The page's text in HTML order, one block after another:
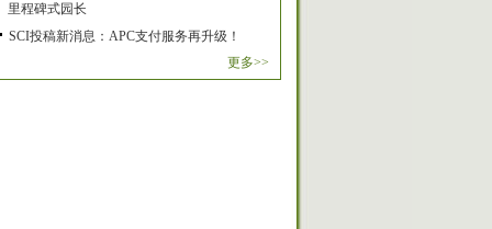
里程碑式园长
SCI投稿新消息：APC支付服务再升级！
更多>>